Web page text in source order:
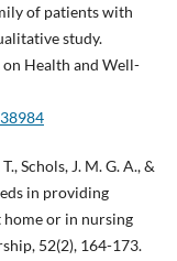
of patients with
study.
Health and Well-
Schols, J. M. G. A., &
in providing
or in nursing
52(2), 164-173.